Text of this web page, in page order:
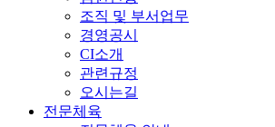
조직 및 부서업무
경영공시
CI소개
관련규정
오시는길
전문체육